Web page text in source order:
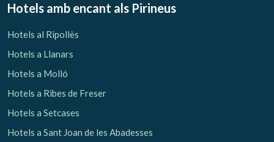
Hotels amb encant als Pirineus
Hotels al Ripollès
Hotels a Llanars
Hotels a Molló
Hotels a Ribes de Freser
Hotels a Setcases
Hotels a Sant Joan de les Abadesses